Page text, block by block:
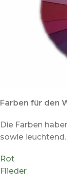
Farben für den
Die Farben
sowie leuchtend.
Rot
Flieder